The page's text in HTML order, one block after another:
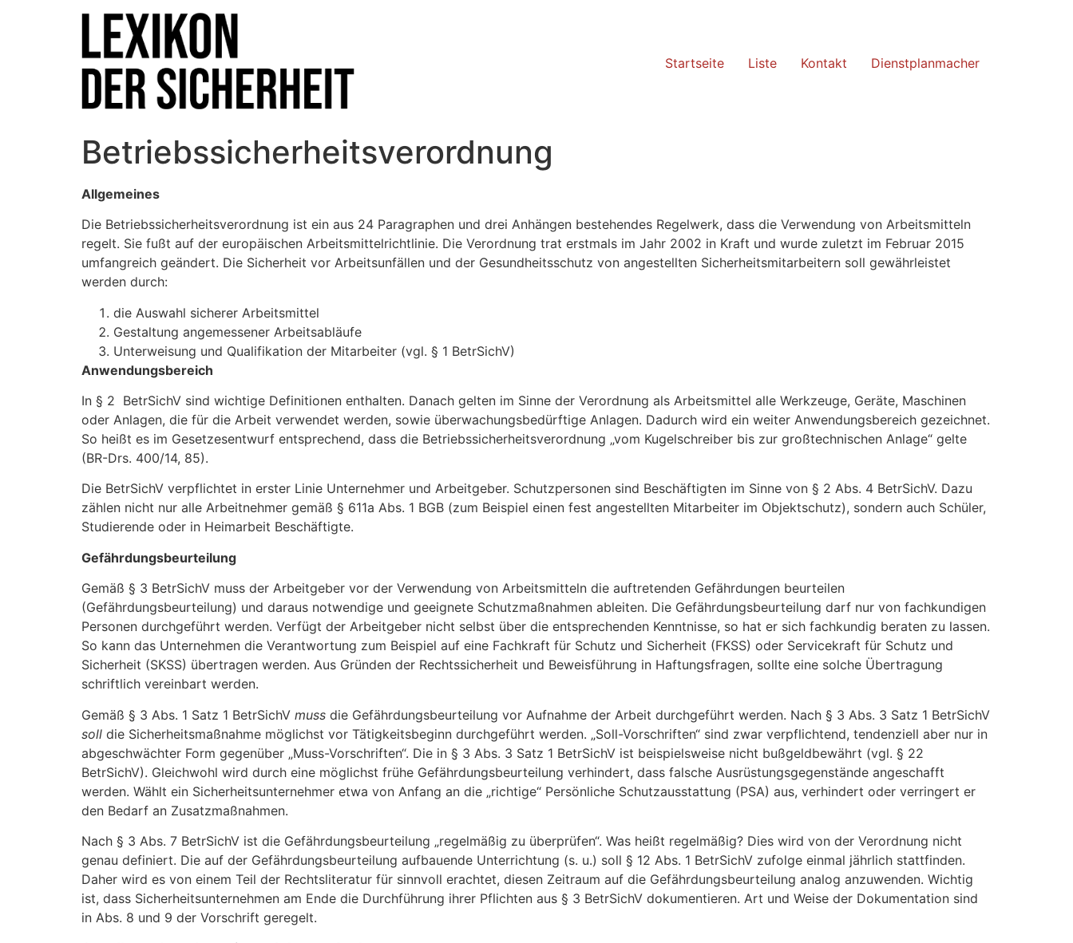
Startseite Liste Kontakt Dienstplanmacher
Betriebssicherheitsverordnung
Allgemeines
Die Betriebssicherheitsverordnung ist ein aus 24 Paragraphen und drei Anhängen bestehendes Regelwerk, dass die Verwendung von Arbeitsmitteln
regelt. Sie fußt auf der europäischen Arbeitsmittelrichtlinie. Die Verordnung trat erstmals im Jahr 2002 in Kraft und wurde zuletzt im Februar 2015
umfangreich geändert. Die Sicherheit vor Arbeitsunfällen und der Gesundheitsschutz von angestellten Sicherheitsmitarbeitern soll gewährleistet
werden durch:
die Auswahl sicherer Arbeitsmittel
Gestaltung angemessener Arbeitsabläufe
Unterweisung und Qualifikation der Mitarbeiter (vgl. § 1 BetrSichV)
Anwendungsbereich
In § 2 BetrSichV sind wichtige Definitionen enthalten. Danach gelten im Sinne der Verordnung als Arbeitsmittel alle Werkzeuge, Geräte, Maschinen
oder Anlagen, die für die Arbeit verwendet werden, sowie überwachungsbedürftige Anlagen. Dadurch wird ein weiter Anwendungsbereich gezeichnet.
So heißt es im Gesetzesentwurf entsprechend, dass die Betriebssicherheitsverordnung „vom Kugelschreiber bis zur großtechnischen Anlage“ gelte
(BR-Drs. 400/14, 85).
Die BetrSichV verpflichtet in erster Linie Unternehmer und Arbeitgeber. Schutzpersonen sind Beschäftigten im Sinne von § 2 Abs. 4 BetrSichV. Dazu
zählen nicht nur alle Arbeitnehmer gemäß § 611a Abs. 1 BGB (zum Beispiel einen fest angestellten Mitarbeiter im Objektschutz), sondern auch Schüler,
Studierende oder in Heimarbeit Beschäftigte.
Gefährdungsbeurteilung
Gemäß § 3 BetrSichV muss der Arbeitgeber vor der Verwendung von Arbeitsmitteln die auftretenden Gefährdungen beurteilen
(Gefährdungsbeurteilung) und daraus notwendige und geeignete Schutzmaßnahmen ableiten. Die Gefährdungsbeurteilung darf nur von fachkundigen
Personen durchgeführt werden. Verfügt der Arbeitgeber nicht selbst über die entsprechenden Kenntnisse, so hat er sich fachkundig beraten zu lassen.
So kann das Unternehmen die Verantwortung zum Beispiel auf eine Fachkraft für Schutz und Sicherheit (FKSS) oder Servicekraft für Schutz und
Sicherheit (SKSS) übertragen werden. Aus Gründen der Rechtssicherheit und Beweisführung in Haftungsfragen, sollte eine solche Übertragung
schriftlich vereinbart werden.
Gemäß § 3 Abs. 1 Satz 1 BetrSichV muss die Gefährdungsbeurteilung vor Aufnahme der Arbeit durchgeführt werden. Nach § 3 Abs. 3 Satz 1 BetrSichV
soll die Sicherheitsmaßnahme möglichst vor Tätigkeitsbeginn durchgeführt werden. „Soll-Vorschriften“ sind zwar verpflichtend, tendenziell aber nur in
abgeschwächter Form gegenüber „Muss-Vorschriften“. Die in § 3 Abs. 3 Satz 1 BetrSichV ist beispielsweise nicht bußgeldbewährt (vgl. § 22
BetrSichV). Gleichwohl wird durch eine möglichst frühe Gefährdungsbeurteilung verhindert, dass falsche Ausrüstungsgegenstände angeschafft
werden. Wählt ein Sicherheitsunternehmer etwa von Anfang an die „richtige“ Persönliche Schutzausstattung (PSA) aus, verhindert oder verringert er
den Bedarf an Zusatzmaßnahmen.
Nach § 3 Abs. 7 BetrSichV ist die Gefährdungsbeurteilung „regelmäßig zu überprüfen“. Was heißt regelmäßig? Dies wird von der Verordnung nicht
genau definiert. Die auf der Gefährdungsbeurteilung aufbauende Unterrichtung (s. u.) soll § 12 Abs. 1 BetrSichV zufolge einmal jährlich stattfinden.
Daher wird es von einem Teil der Rechtsliteratur für sinnvoll erachtet, diesen Zeitraum auf die Gefährdungsbeurteilung analog anzuwenden. Wichtig
ist, dass Sicherheitsunternehmen am Ende die Durchführung ihrer Pflichten aus § 3 BetrSichV dokumentieren. Art und Weise der Dokumentation sind
in Abs. 8 und 9 der Vorschrift geregelt.